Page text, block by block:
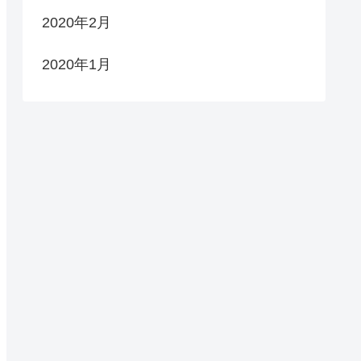
2020年2月
2020年1月